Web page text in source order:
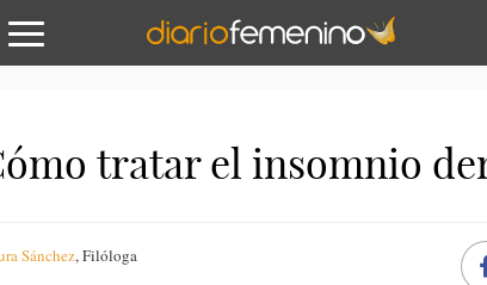
tratar el insomnio
Sánchez,Filóloga